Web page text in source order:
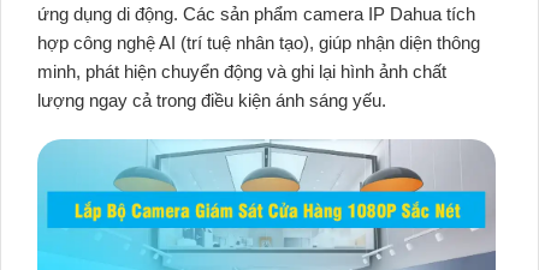
ứng dụng di động. Các sản phẩm camera IP Dahua tích
hợp công nghệ AI (trí tuệ nhân tạo), giúp nhận diện thông
minh, phát hiện chuyển động và ghi lại hình ảnh chất
lượng ngay cả trong điều kiện ánh sáng yếu.